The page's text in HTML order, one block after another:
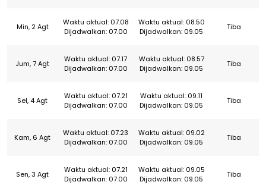
Min, 2 Agt
Waktu aktual: 07.08
Dijadwalkan: 07.00
Waktu aktual: 08.50
Dijadwalkan: 09.05
Tiba
Jum, 7 Agt
Waktu aktual: 07.17
Dijadwalkan: 07.00
Waktu aktual: 08.57
Dijadwalkan: 09.05
Tiba
Sel, 4 Agt
Waktu aktual: 07.21
Dijadwalkan: 07.00
Waktu aktual: 09.11
Dijadwalkan: 09.05
Tiba
Kam, 6 Agt
Waktu aktual: 07.23
Dijadwalkan: 07.00
Waktu aktual: 09.02
Dijadwalkan: 09.05
Tiba
Sen, 3 Agt
Waktu aktual: 07.21
Dijadwalkan: 07.00
Waktu aktual: 09.05
Dijadwalkan: 09.05
Tiba